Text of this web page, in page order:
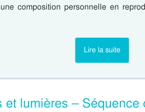
composition personnelle en
Lire la suite
et lumières –